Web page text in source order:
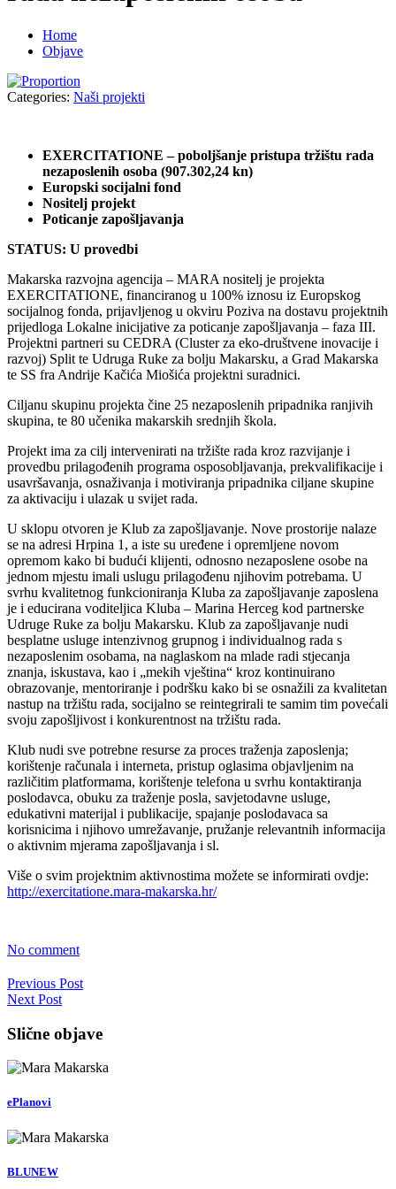
Home
Objave
Categories: Naši projekti
EXERCITATIONE – poboljšanje pristupa tržištu rada
nezaposlenih osoba (907.302,24 kn)
Europski socijalni fond
Nositelj projekt
Poticanje zapošljavanja
STATUS: U provedbi
Makarska razvojna agencija – MARA nositelj je projekta
EXERCITATIONE, financiranog u 100% iznosu iz Europskog
socijalnog fonda, prijavljenog u okviru Poziva na dostavu projektnih
prijedloga Lokalne inicijative za poticanje zapošljavanja – faza III.
Projektni partneri su CEDRA (Cluster za eko-društvene inovacije i
razvoj) Split te Udruga Ruke za bolju Makarsku, a Grad Makarska
te SS fra Andrije Kačića Miošića projektni suradnici.
Ciljanu skupinu projekta čine 25 nezaposlenih pripadnika ranjivih
skupina, te 80 učenika makarskih srednjih škola.
Projekt ima za cilj intervenirati na tržište rada kroz razvijanje i
provedbu prilagođenih programa osposobljavanja, prekvalifikacije i
usavršavanja, osnaživanja i motiviranja pripadnika ciljane skupine
za aktivaciju i ulazak u svijet rada.
U sklopu otvoren je Klub za zapošljavanje. Nove prostorije nalaze
se na adresi Hrpina 1, a iste su uređene i opremljene novom
opremom kako bi budući klijenti, odnosno nezaposlene osobe na
jednom mjestu imali uslugu prilagođenu njihovim potrebama. U
svrhu kvalitetnog funkcioniranja Kluba za zapošljavanje zaposlena
je i educirana voditeljica Kluba – Marina Herceg kod partnerske
Udruge Ruke za bolju Makarsku. Klub za zapošljavanje nudi
besplatne usluge intenzivnog grupnog i individualnog rada s
nezaposlenim osobama, na naglaskom na mlade radi stjecanja
znanja, iskustava, kao i „mekih vještina“ kroz kontinuirano
obrazovanje, mentoriranje i podršku kako bi se osnažili za kvalitetan
nastup na tržištu rada, socijalno se reintegrirali te samim tim povećali
svoju zapošljivost i konkurentnost na tržištu rada.
Klub nudi sve potrebne resurse za proces traženja zaposlenja;
korištenje računala i interneta, pristup oglasima objavljenim na
različitim platformama, korištenje telefona u svrhu kontaktiranja
poslodavca, obuku za traženje posla, savjetodavne usluge,
edukativni materijal i publikacije, spajanje poslodavaca sa
korisnicima i njihovo umrežavanje, pružanje relevantnih informacija
o aktivnim mjerama zapošljavanja i sl.
Više o svim projektnim aktivnostima možete se informirati ovdje:
http://exercitatione.mara-makarska.hr/
No comment
Previous Post
Next Post
Slične objave
ePlanovi
BLUNEW